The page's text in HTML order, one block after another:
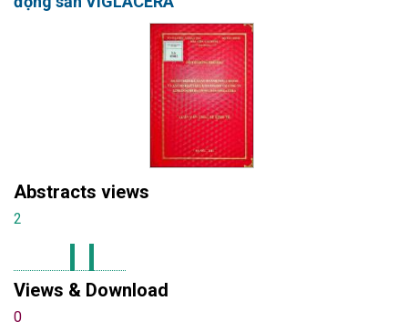
Abstracts views
2
Views & Download
0